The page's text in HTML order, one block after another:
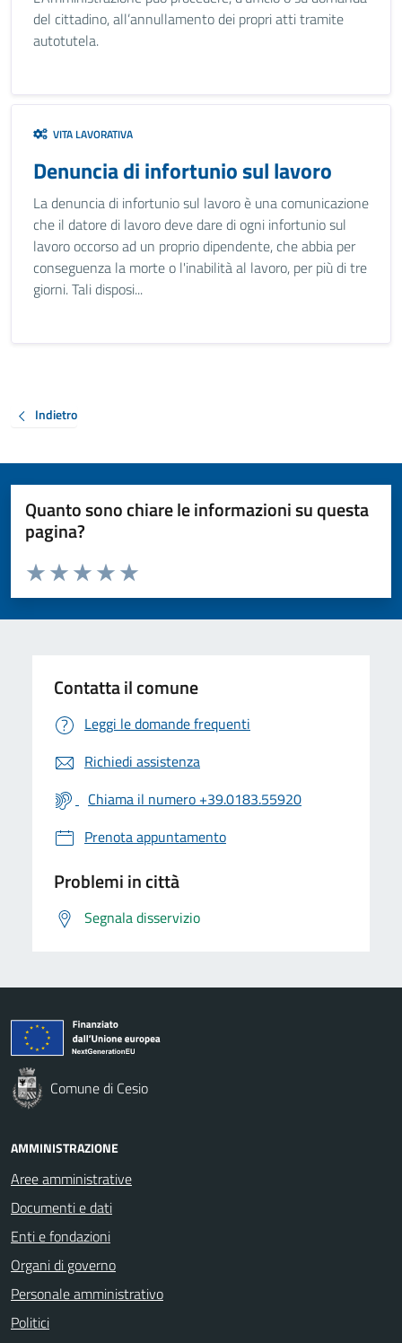
del cittadino, all’annullamento dei propri atti tramite
autotutela.
VITA LAVORATIVA
Denuncia di infortunio sul lavoro
La denuncia di infortunio sul lavoro è una comunicazione
che il datore di lavoro deve dare di ogni infortunio sul
lavoro occorso ad un proprio dipendente, che abbia per
conseguenza la morte o l'inabilità al lavoro, per più di tre
giorni. Tali disposi...
Indietro
Quanto sono chiare le informazioni su questa
pagina?
Valuta da 1 a 5 stelle la pagina
Valuta 5 stelle su 5
Valuta 4 stelle su 5
Valuta 3 stelle su 5
Valuta 2 stelle su 5
Valuta 1 stelle su 5
Contatta il comune
Leggi le domande frequenti
Richiedi assistenza
Chiama il numero +39.0183.55920
Prenota appuntamento
Problemi in città
Segnala disservizio
Comune di Cesio
AMMINISTRAZIONE
Aree amministrative
Documenti e dati
Enti e fondazioni
Organi di governo
Personale amministrativo
Politici